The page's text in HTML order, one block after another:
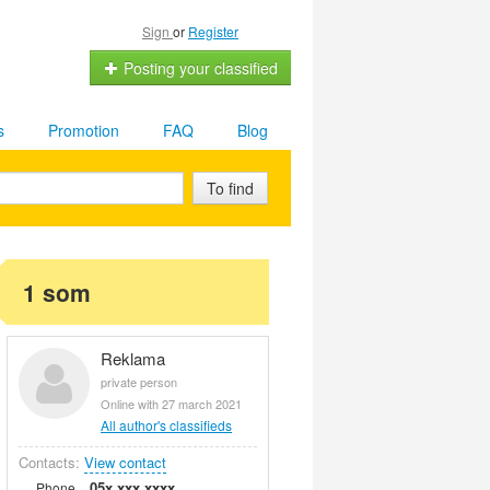
Sign or Register
Posting your classified
Blog
FAQ
Promotion
To find
1 som
Reklama
private person
Online with 27 march 2021
All author's classifieds
Contacts: View contact